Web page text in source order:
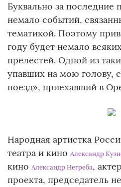
Буквально за
немало событий,
тематикой. Поэтому
году будет немало
прелестей. Одной из
упавших на мою голову,
поезд», приехавший в
Народная артистка
театра и кино Александр
кино Александр Негреба,
проекта, председатель